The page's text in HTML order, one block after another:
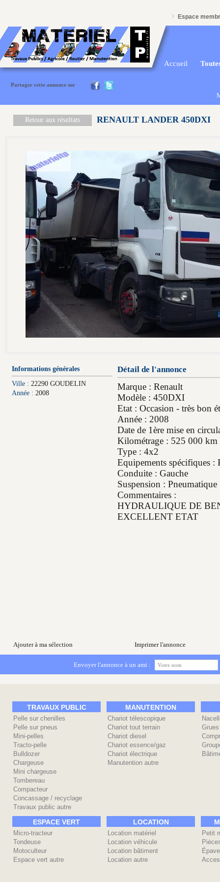
Espace
Accueil
Partager cette annonce sur
Retour aux résultats RENAULT LANDER 450DXI
Informations générales
Ville : 22290 GOUDELIN
Année : 2008
Détail de l'annonce
Marque : Renault
Modèle : 450DXI
Etat : Occasion - très bon
Année : 2008
Date de 1ère mise en
Kilométrage : 525 000 km
Type : 4x2
Equipements spécifiques :
Conduite : Gauche
Suspension : Pneumatique
Commentaires :
HYDRAULIQUE DE
EXCELLENT ETAT
Ajouter à ma sélection Imprimer l'annonce
Envoyer l'annonce à un ami :
TRAVAUX PUBLIC
Pelle sur chenilles
Pelle sur pneus
Mini-pelles
Tracto-pelle
Bulldozer
Chargeuse
Mini chargeuse
Tombereau
Compacteur
Concassage / recyclage
Travaux public autre
MANUTENTION
Chariot télescopique
Chariot tout terrain
Chariot diesel
Chariot essence/gaz
Chariot électrique
Manutention autre
Grues
ESPACE VERT
Micro-tracteur
Tondeuse
Motoculteur
Espace vert autre
LOCATION
Location matériel
Location véhicule
Location bâtiment
Location autre
Petit
Épave